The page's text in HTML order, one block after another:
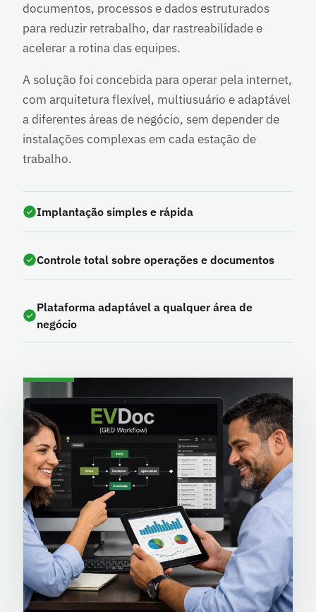
documentos, processos e dados estruturados
para reduzir retrabalho, dar rastreabilidade e
acelerar a rotina das equipes.
A solução foi concebida para operar pela internet,
com arquitetura flexível, multiusuário e adaptável
a diferentes áreas de negócio, sem depender de
instalações complexas em cada estação de
trabalho.
Implantação simples e rápida
Controle total sobre operações e documentos
Plataforma adaptável a qualquer área de
negócio